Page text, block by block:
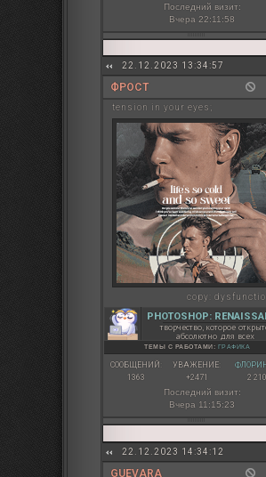
Последний визит:
Вчера 22:11:58
22.12.2023 13:34:57
ФРОСТ
tension in your eyes;
copy:
PHOTOSHOP:
творчество, которое
абсолютно для всех
ТЕМЫ С РАБОТАМИ: ГРАФИКА
СООБЩЕНИЙ:
1363
УВАЖЕНИЕ:
+2471
2 210
Последний визит:
Вчера 11:15:23
22.12.2023 14:34:12
GUEVARA